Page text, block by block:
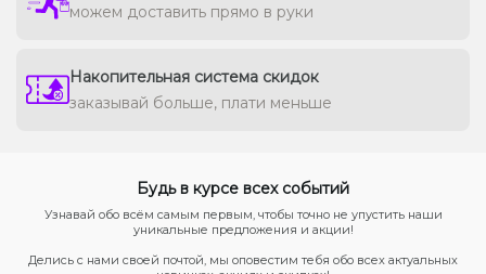
можем доставить прямо в руки
Накопительная система скидок
заказывай больше, плати меньше
Будь в курсе всех событий
Узнавай обо всём самым первым, чтобы точно не упустить наши
уникальные предложения и акции!
Делись с нами своей почтой, мы оповестим тебя обо всех актуальных